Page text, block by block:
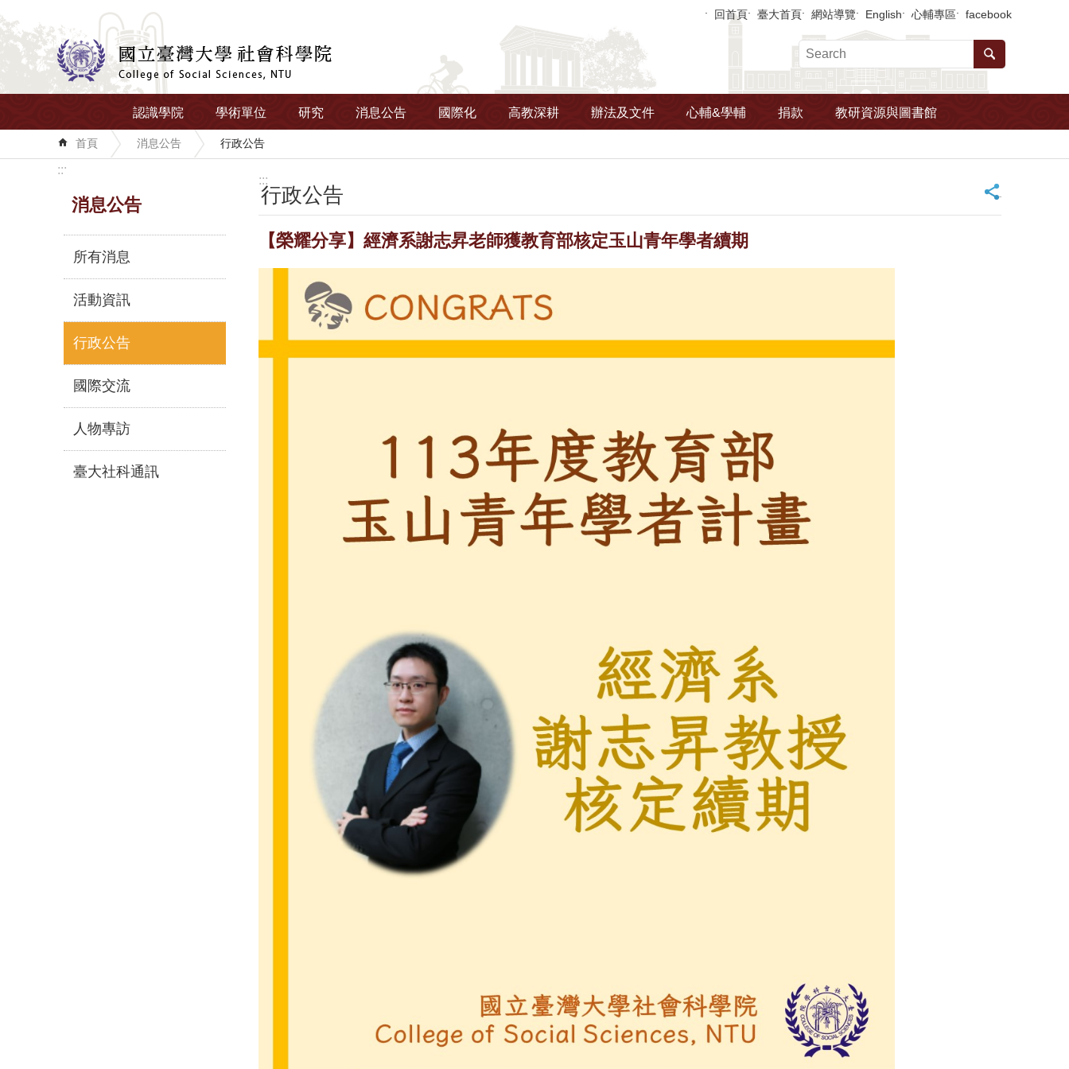
跳到主要內容區塊 回首頁 臺大首頁 網站導覽 English 心輔專區 facebook
認識學院 學術單位 研究 消息公告 國際化 高教深耕 辦法及文件 心輔&學輔 捐款 教研資源與圖書館
首頁 消息公告 行政公告
:::
消息公告
所有消息
活動資訊
行政公告
國際交流
人物專訪
臺大社科通訊
:::
行政公告 _
【榮耀分享】經濟系謝志昇老師獲教育部核定玉山青年學者續期